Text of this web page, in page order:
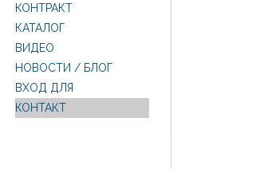
КОНТРАКТ
КАТАЛОГ
ВИДЕО
НОВОСТИ / БЛОГ
ВХОД ДЛЯ
КОНТАКТ